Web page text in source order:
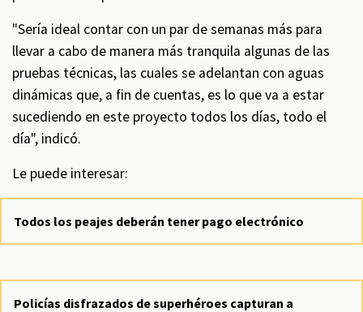
"Sería ideal contar con un par de semanas más para
llevar a cabo de manera más tranquila algunas de las
pruebas técnicas, las cuales se adelantan con aguas
dinámicas que, a fin de cuentas, es lo que va a estar
sucediendo en este proyecto todos los días, todo el
día", indicó.
Le puede interesar:
Todos los peajes deberán tener pago electrónico
Policías disfrazados de superhéroes capturan a